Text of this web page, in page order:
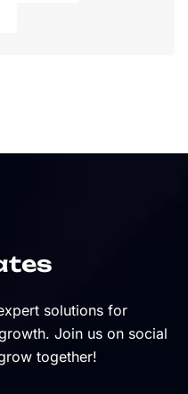
solutions for
Join us on social
together!